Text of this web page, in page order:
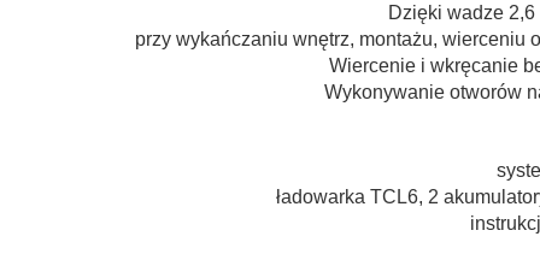
Dzięki wadze
przy wykańczaniu wnętrz, montażu, wierceniu
Wiercenie i wkręcanie
Wykonywanie otworów
ładowarka TCL6, 2